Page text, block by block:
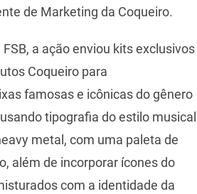
de Marketing da Coqueiro.
a ação enviou kits exclusivos
Coqueiro para
famosas e icônicas do gênero
tipografia do estilo musical
metal, com uma paleta de
além de incorporar ícones do
com a identidade da